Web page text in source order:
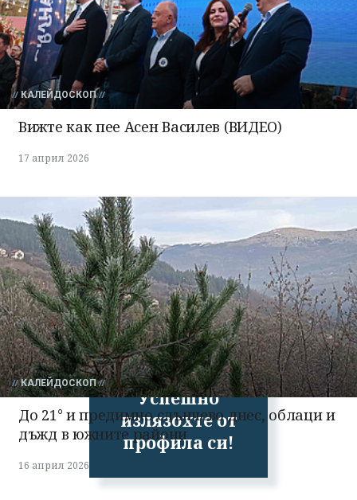
Успешно
излязохте от
профила си!
КАЛЕЙДОСКОП
Вижте как пее Асен Василев (ВИДЕО)
17 април 2026
КАЛЕЙДОСКОП
До 21° и предимно слънчево днес, облаци и
дъжд в южните райони
16 април 2026